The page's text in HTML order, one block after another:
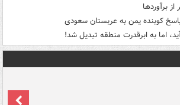
برآوردها
کوبنده یمن به عربستان سعودی
اما به ابرقدرت منطقه تبدیل شد!